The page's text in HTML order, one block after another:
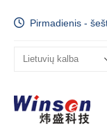
Pirmadienis -